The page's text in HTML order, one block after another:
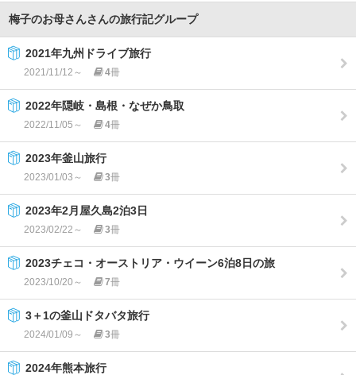
梅子のお母さんさんの旅行記グループ
2021年九州ドライブ旅行
2021/11/12～ 4冊
2022年隠岐・島根・なぜか鳥取
2022/11/05～ 4冊
2023年釜山旅行
2023/01/03～ 3冊
2023年2月屋久島2泊3日
2023/02/22～ 3冊
2023チェコ・オーストリア・ウイーン6泊8日の旅
2023/10/20～ 7冊
3＋1の釜山ドタバタ旅行
2024/01/09～ 3冊
2024年熊本旅行